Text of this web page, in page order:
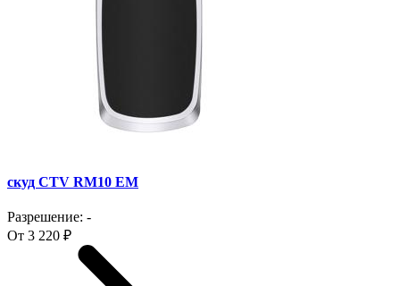
скуд CTV RM10 EM
Разрешение: -
От 3 220 ₽